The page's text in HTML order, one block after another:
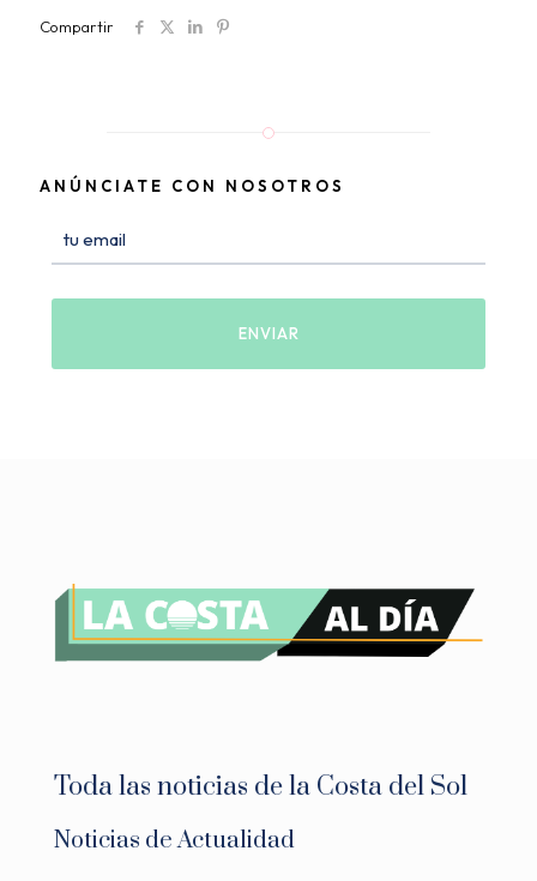
Compartir
ANÚNCIATE CON NOSOTROS
Toda las noticias de la Costa del Sol
Noticias de Actualidad